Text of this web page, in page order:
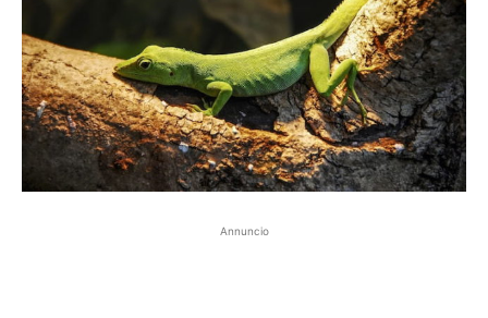
Annuncio